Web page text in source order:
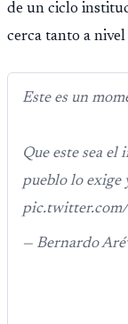
de un ciclo
cerca tanto a
Este es un
Que este sea
pueblo lo exige
— Bernardo